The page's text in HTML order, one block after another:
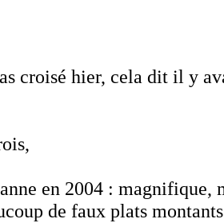
croisé hier, cela dit il y
en 2004 : magnifique,
de faux plats